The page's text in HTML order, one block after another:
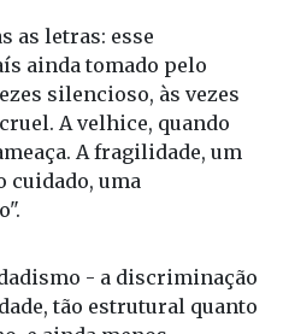
as letras: esse
ainda tomado pelo
silencioso, às vezes
A velhice, quando
A fragilidade, um
cuidado, uma
- a discriminação
tão estrutural quanto